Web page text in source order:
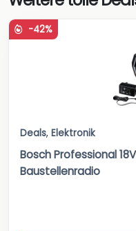
-42%
Deals, Elektronik
Bosch Professional
Baustellenradio